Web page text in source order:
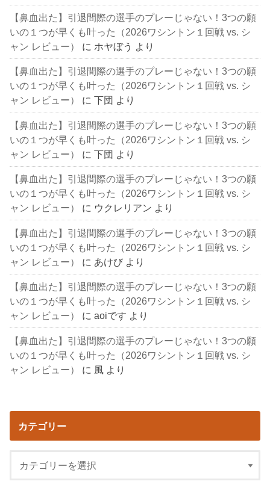
【鼻血出た】引退間際の選手のプレーじゃない！3つの願
いの１つが早くも叶った（2026ワシントン１回戦 vs. シ
ャン レビュー）
に ホヤぼう より
【鼻血出た】引退間際の選手のプレーじゃない！3つの願
いの１つが早くも叶った（2026ワシントン１回戦 vs. シ
ャン レビュー）
に下団 より
【鼻血出た】引退間際の選手のプレーじゃない！3つの願
いの１つが早くも叶った（2026ワシントン１回戦 vs. シ
ャン レビュー）
に下団 より
【鼻血出た】引退間際の選手のプレーじゃない！3つの願
いの１つが早くも叶った（2026ワシントン１回戦 vs. シ
ャン レビュー）
に ウクレリアン より
【鼻血出た】引退間際の選手のプレーじゃない！3つの願
いの１つが早くも叶った（2026ワシントン１回戦 vs. シ
ャン レビュー）
に あけび より
【鼻血出た】引退間際の選手のプレーじゃない！3つの願
いの１つが早くも叶った（2026ワシントン１回戦 vs. シ
ャン レビュー）
にaoiです より
【鼻血出た】引退間際の選手のプレーじゃない！3つの願
いの１つが早くも叶った（2026ワシントン１回戦 vs. シ
ャン レビュー）
に 風 より
カテゴリー